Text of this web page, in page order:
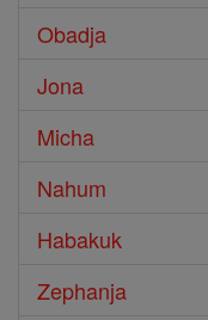
Obadja
Jona
Micha
Nahum
Habakuk
Zephanja